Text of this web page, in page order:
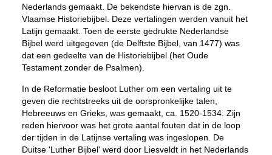
Nederlands gemaakt. De bekendste hiervan is de zgn.
Vlaamse Historiebijbel. Deze vertalingen werden vanuit het
Latijn gemaakt. Toen de eerste gedrukte Nederlandse
Bijbel werd uitgegeven (de Delftste Bijbel, van 1477) was
dat een gedeelte van de Historiebijbel (het Oude
Testament zonder de Psalmen).
In de Reformatie besloot Luther om een vertaling uit te
geven die rechtstreeks uit de oorspronkelijke talen,
Hebreeuws en Grieks, was gemaakt, ca. 1520-1534. Zijn
reden hiervoor was het grote aantal fouten dat in de loop
der tijden in de Latijnse vertaling was ingeslopen. De
Duitse 'Luther Bijbel' werd door Liesveldt in het Nederlands